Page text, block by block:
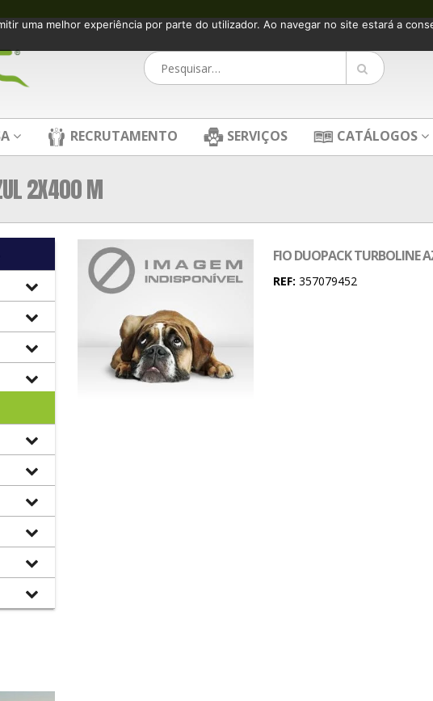
RECRUTAMENTO SERVIÇOS CATÁLOGOS
2X400 M
FIO DUOPACK TURBOLINE
REF: 357079452
uma melhor experiência por parte do utilizador. Ao navegar no site estará a